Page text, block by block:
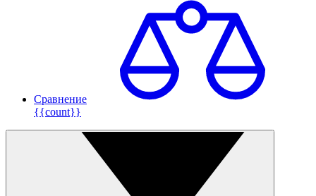
Сравнение
{{count}}